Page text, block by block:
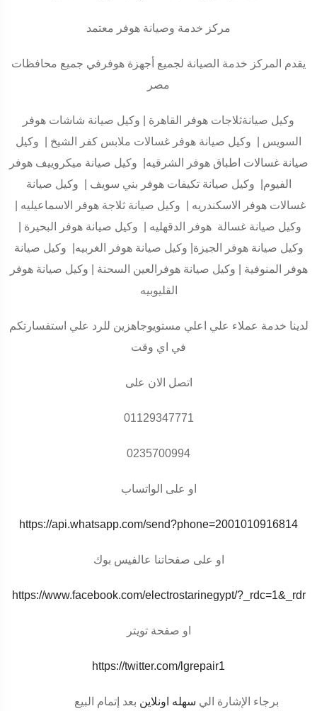
مركز خدمة وصيانة هوفر معتمد
يقدم المركز خدمة الصيانة لجميع أجهزة هوفرفي جميع محافظات
مصر
وكيل صيانةثلاجات هوفر القاهرة | وكيل صيانة شاشات هوفر
السويس | وكيل صيانة هوفر غسالات ملابس كفر الشيخ | وكيل
صيانة غسالات اطباق هوفر الشرقيه| وكيل صيانة ميكروييف هوفر
الفيوم| وكيل صيانة تكيفات هوفر بني سويف | وكيل صيانة
غسالات هوفر الاسكندريه | وكيل صيانة ثلاجة هوفر الاسماعيليه |
وكيل صيانة غسالة هوفر الدقهليه | وكيل صيانة هوفر البحيرة |
وكيل صيانة هوفر الجيزة| وكيل صيانة هوفر الغربيه| وكيل صيانة
هوفر المنوفية | وكيل صيانة هوفرالعين السحنة | وكيل صيانة هوفر
القليوبيه
لدينا خدمة عملاء علي اعلي مستويوجاهزين للرد علي استفسارتكم
في اي وقت
اتصل الان على
01129347771
0235700994
او على الواتساب
https://api.whatsapp.com/send?phone=2001010916814
او على صفحاتنا عالفيس بوك
https://www.facebook.com/electrostarinegypt/?_rdc=1&_rdr
او صفحة تويتر
https://twitter.com/lgrepair1
برجاء الإشارة الي سهله اونلاين بعد إتمام البيع